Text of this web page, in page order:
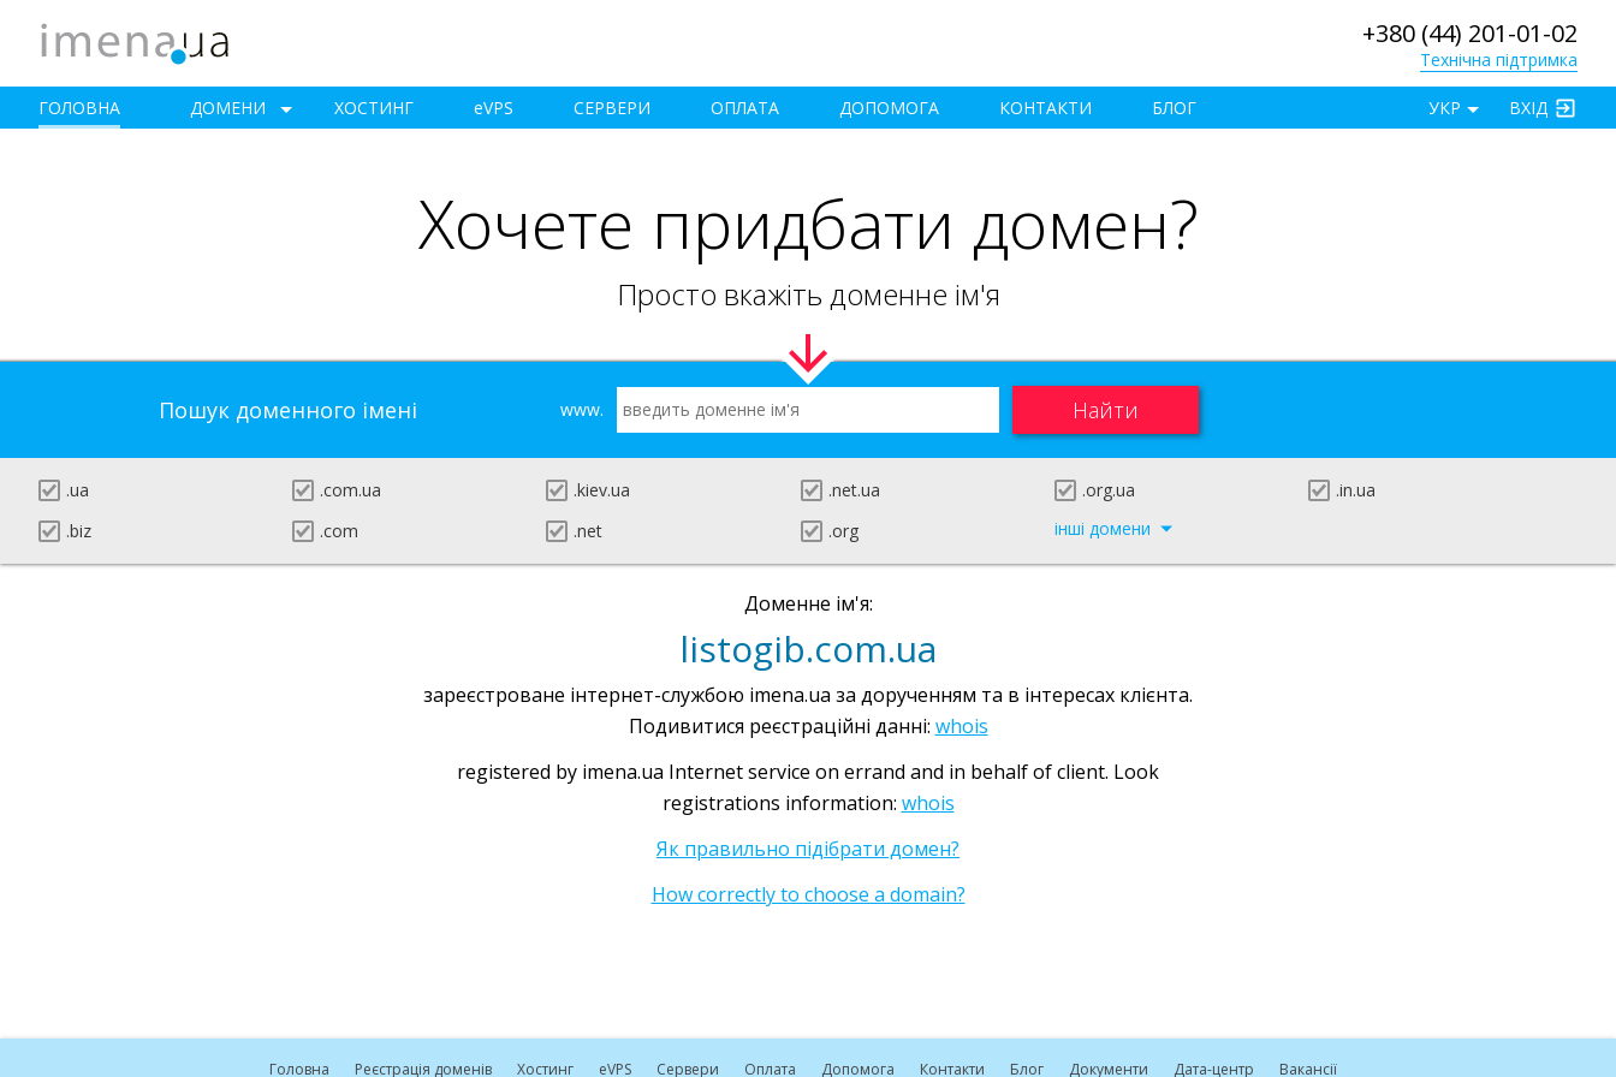
+380 (44) 201-01-02
Технічна підтримка
ГОЛОВНА ДОМЕНИ ХОСТИНГ eVPS СЕРВЕРИ ОПЛАТА ДОПОМОГА КОНТАКТИ БЛОГ ВХІД
УКР
Хочете придбати домен?
Просто вкажіть доменне ім'я
Пошук доменного імені www.
.ua .com.ua .kiev.ua .net.ua .org.ua
.in.ua
.biz
.com .net .org інші домени
Доменне ім'я:
listogib.com.ua
зареєстроване інтернет-службою imena.ua за дорученням та в інтересах клієнта.
Подивитися реєстраційні данні: whois
registered by imena.ua Internet service on errand and in behalf of client. Look
registrations information: whois
Як правильно підібрати домен?
How correctly to choose a domain?
Головна Реєстрація доменів Хостинг eVPS Сервери Оплата Допомога Контакти Блог Документи Дата-центр Вакансії